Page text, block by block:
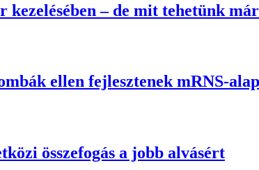
– de mit tehetünk
ellen fejlesztenek mRNS-
összefogás a jobb alvásért